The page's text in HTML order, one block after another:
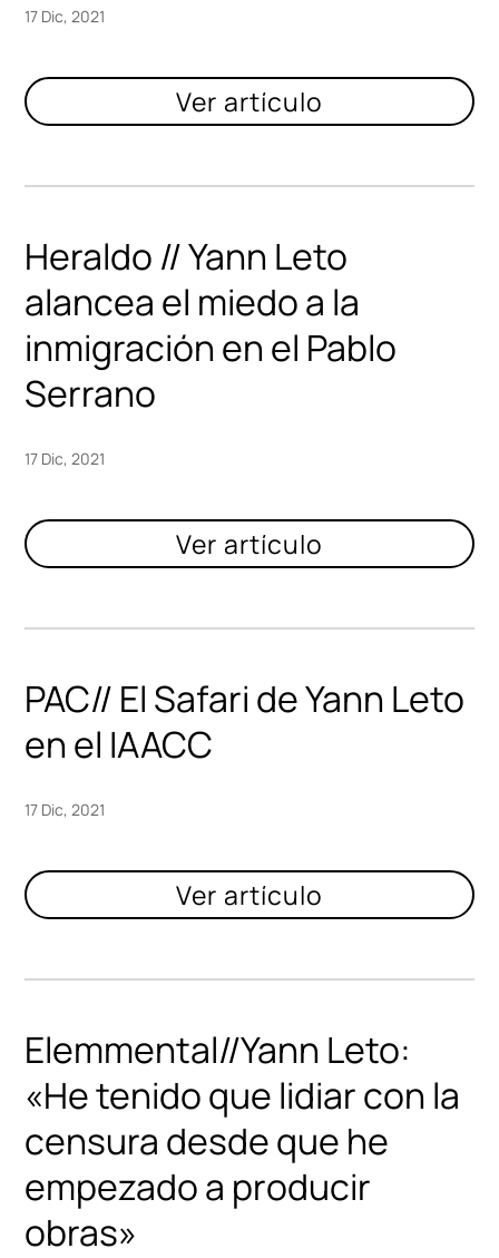
17 Dic, 2021
Heraldo // Yann Leto
alancea el miedo a la
inmigración en el Pablo
Serrano
17 Dic, 2021
PAC// El Safari de Yann Leto
en el IAACC
17 Dic, 2021
Elemmental//Yann Leto:
«He tenido que lidiar con la
censura desde que he
empezado a producir
obras»